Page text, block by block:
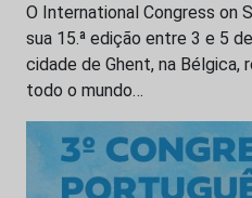
O International Congress on
sua 15.ª edição entre 3 e 5
cidade de Ghent, na Bélgica,
todo o mundo…